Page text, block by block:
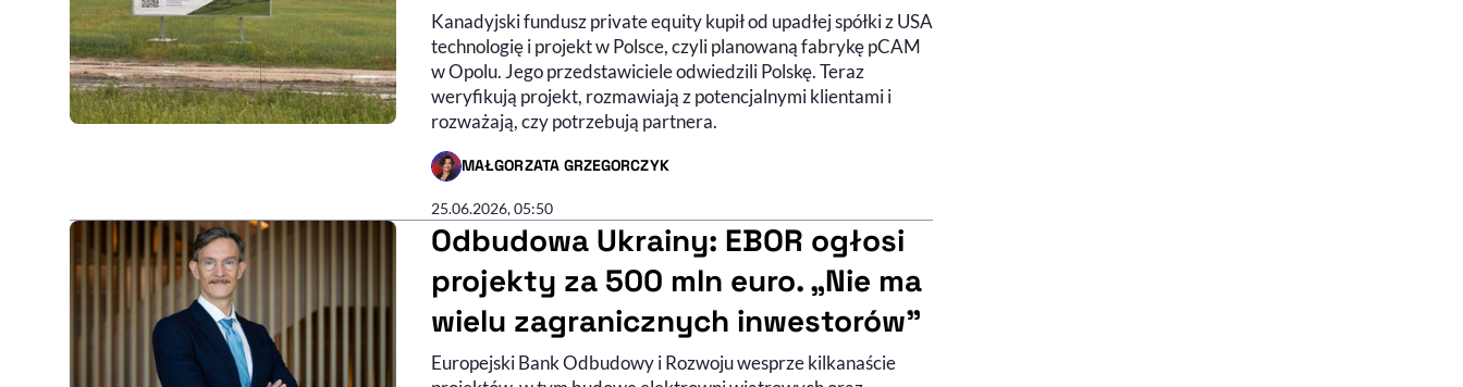
Kanadyjski fundusz private equity kupił od upadłej spółki z USA
technologię i projekt w Polsce, czyli planowaną fabrykę pCAM
w Opolu. Jego przedstawiciele odwiedzili Polskę. Teraz
weryfikują projekt, rozmawiają z potencjalnymi klientami i
rozważają, czy potrzebują partnera.
MAŁGORZATA GRZEGORCZYK
- AUTOR ARTYKUŁU - PROFIL
25.06.2026, 05:50
Odbudowa Ukrainy: EBOR ogłosi
projekty za 500 mln euro. „Nie ma
wielu zagranicznych inwestorów”
Europejski Bank Odbudowy i Rozwoju wesprze kilkanaście